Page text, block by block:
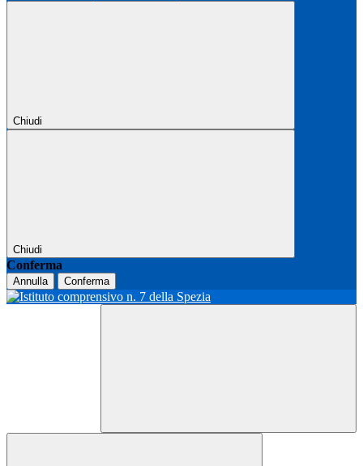
Chiudi
Chiudi
Conferma
Annulla Conferma